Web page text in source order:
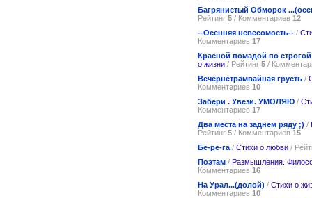
Багрянистый Обморок
Рейтинг 5 / Комментариев 12
--Осенняя невесомость-- /
Комментариев 17
Красной помадой по строгой
о жизни / Рейтинг 5 /
Вечернетрамвайная грусть /
Комментариев 10
Забери . Увези. УМОЛЯЮ /
Комментариев 17
Два места на заднем ряду ;) /
Рейтинг 5 / Комментариев 15
Бе-ре-га / Стихи о любви /
Поэтам / Размышления.
Комментариев 16
На Урал...(долой) / Стихи о
Комментариев 10